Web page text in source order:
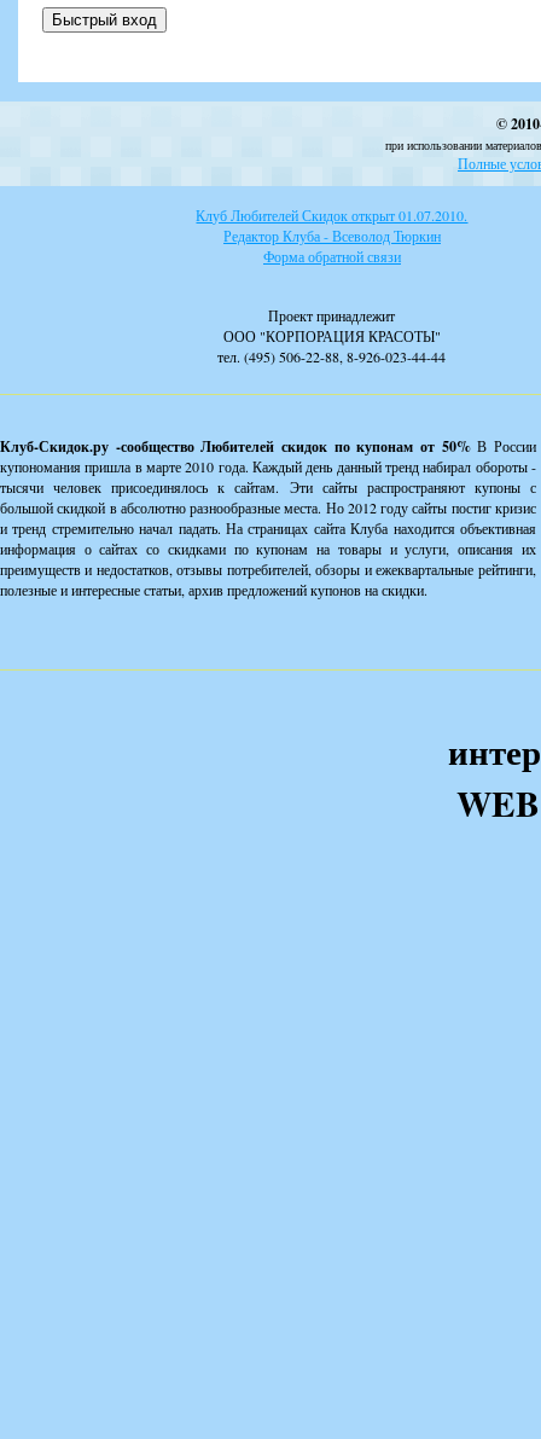
©
при использовании
Полные
Клуб Любителей Скидок открыт 01.07.2010.
Редактор Клуба - Всеволод Тюркин
Форма обратной связи
Проект принадлежит
ООО "КОРПОРАЦИЯ КРАСОТЫ"
тел. (495) 506-22-88, 8-926-023-44-44
Клуб-Скидок.ру -сообщество Любителей скидок по купонам от 50%В России
купономания пришла в марте 2010 года. Каждый день данный тренд набирал обороты -
тысячи человек присоединялось к сайтам. Эти сайты распространяют купоны с
большой скидкой в абсолютно разнообразные места. Но 2012 году сайты постиг кризис
и тренд стремительно начал падать. На страницах сайта Клуба находится объективная
информация о сайтах со скидками по купонам на товары и услуги, описания их
преимуществ и недостатков, отзывы потребителей, обзоры и ежеквартальные рейтинги,
полезные и интересные статьи, архив предложений купонов на скидки.